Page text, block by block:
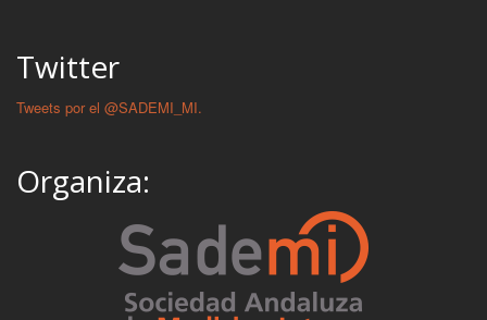
Twitter
Tweets por el @SADEMI_MI.
Organiza: